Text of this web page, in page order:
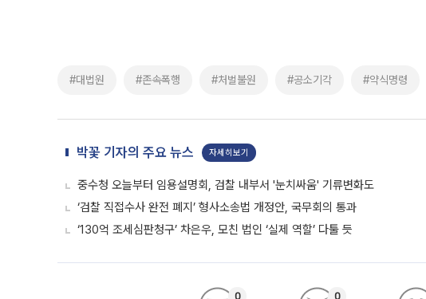
#대법원 #존속폭행 #처벌불원 #공소기각 #약식명령
박꽃 기자의 주요 뉴스 자세히보기
중수청 오늘부터 임용설명회, 검찰 내부서 '눈치싸움' 기류변화도
‘검찰 직접수사 완전 폐지’ 형사소송법 개정안, 국무회의 통과
‘130억 조세심판청구’ 차은우, 모친 법인 ‘실제 역할’ 다툴 듯
0 0